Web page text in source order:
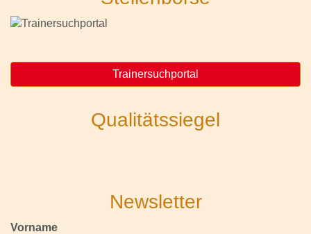
Trainersuchportal
Qualitätssiegel
Newsletter
Vorname